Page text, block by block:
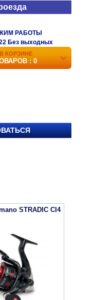
РАБОТЫ
Без выходных
В КОРЗИНЕ
: 0
STRADIC CI4